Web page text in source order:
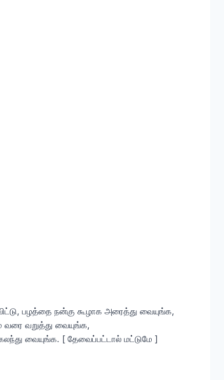
பழத்தை நன்கு கூழாக அரைத்து வையுங்க,
வரை வறுத்து வையுங்க,
கலந்து வையுங்க. [ தேவைப்பட்டால் மட்டுமே ]